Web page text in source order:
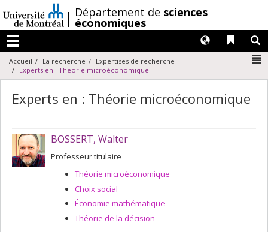
au
contenu
/Département de sciences
économiques
Menu
Liens
Langues
Accueil La recherche
Expertises de recherche
Experts en : Théorie microéconomique
Experts en : Théorie microéconomique
BOSSERT, Walter
Professeur titulaire
Théorie microéconomique
Choix social
Économie mathématique
Théorie de la décision